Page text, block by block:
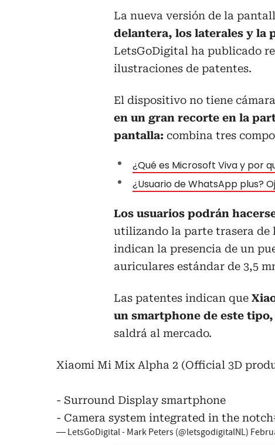
La nueva versión de la
delantera, los laterales y la
LetsGoDigital ha publicado
ilustraciones de patentes.
El dispositivo no tiene
en un gran recorte en la
pantalla: combina tres
¿Qué es Microsoft Viva y por
¿Usuario de WhatsApp plus?
Los usuarios podrán
utilizando la parte trasera de
indican la presencia de un
auriculares estándar de 3,5
Las patentes indican que
un smartphone de este tipo,
saldrá al mercado.
Xiaomi Mi Mix Alpha 2 (Official 3D
- Surround Display smartphone
- Camera system integrated in the notch
— LetsGoDigital - Mark Peters (@letsgodigitalNL)